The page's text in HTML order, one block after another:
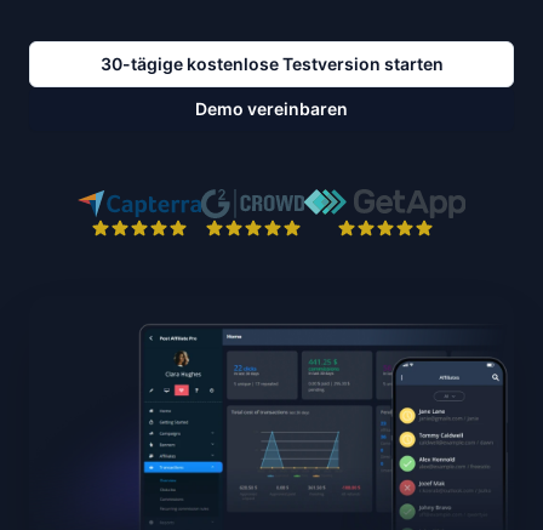
30-tägige kostenlose Testversion starten
Demo vereinbaren